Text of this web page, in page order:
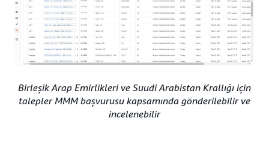
Birleşik Arap Emirlikleri ve Suudi Arabistan Krallığı için
talepler MMM başvurusu kapsamında gönderilebilir ve
incelenebilir